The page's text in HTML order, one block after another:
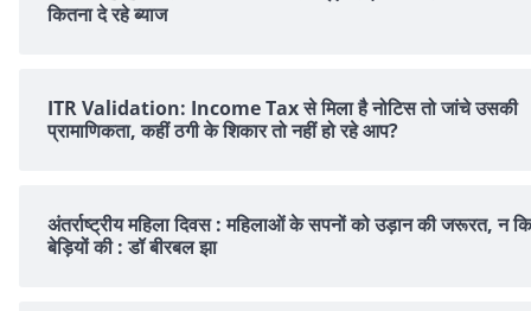
क‍ितना दे रहे ब्‍याज
ITR Validation: Income Tax से मिला है नोटिस तो जांचे उसकी
प्रामाणिकता, कहीं ठगी के शिकार तो नहीं हो रहे आप?
अंतर्राष्ट्रीय महिला दिवस : महिलाओं के सपनों को उड़ान की जरूरत, न कि
बेड़ियों की : डॉ बीरबल झा